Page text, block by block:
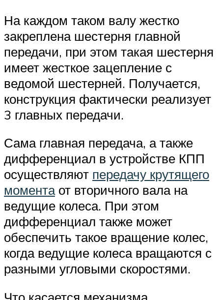
На каждом таком валу жестко
закреплена шестерня главной
передачи, при этом такая шестерня
имеет жесткое зацепление с
ведомой шестерней. Получается,
конструкция фактически реализует
3 главных передачи.
Сама главная передача, а также
дифференциал в устройстве КПП
осуществляют передачу крутящего
моментаот вторичного вала на
ведущие колеса. При этом
дифференциал также может
обеспечить такое вращение колес,
когда ведущие колеса вращаются с
разными угловыми скоростями.